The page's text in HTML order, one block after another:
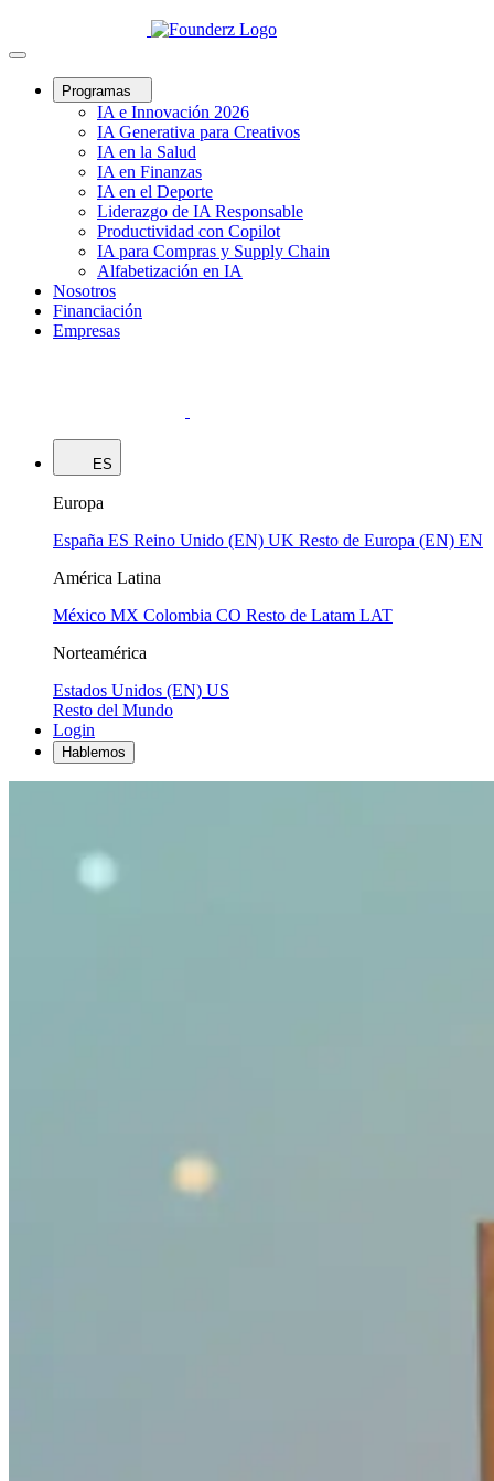
Programas
IA e Innovación 2026
IA Generativa para Creativos
IA en la Salud
IA en Finanzas
IA en el Deporte
Liderazgo de IA Responsable
Productividad con Copilot
IA para Compras y Supply Chain
Alfabetización en IA
Nosotros
Financiación
Empresas
ES
Europa
España ES Reino Unido (EN) UK Resto de Europa (EN) EN
América Latina
México MX Colombia CO Resto de Latam LAT
Norteamérica
Estados Unidos (EN) US
Resto del Mundo
Login
Hablemos